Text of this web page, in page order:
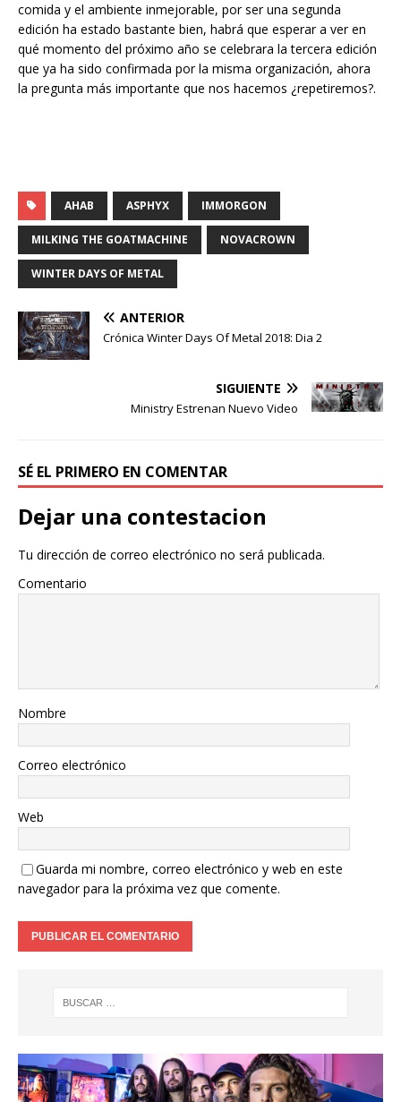
comida y el ambiente inmejorable, por ser una segunda
edición ha estado bastante bien, habrá que esperar a ver en
qué momento del próximo año se celebrara la tercera edición
que ya ha sido confirmada por la misma organización, ahora
la pregunta más importante que nos hacemos ¿repetiremos?.
AHAB ASPHYX IMMORGON
MILKING THE GOATMACHINE NOVACROWN
WINTER DAYS OF METAL
ANTERIOR
Crónica Winter Days Of Metal 2018: Dia 2
SIGUIENTE
Ministry Estrenan Nuevo Video
SÉ EL PRIMERO EN COMENTAR
Dejar una contestacion
Tu dirección de correo electrónico no será publicada.
Comentario
Nombre
Correo electrónico
Web
Guarda mi nombre, correo electrónico y web en este
navegador para la próxima vez que comente.